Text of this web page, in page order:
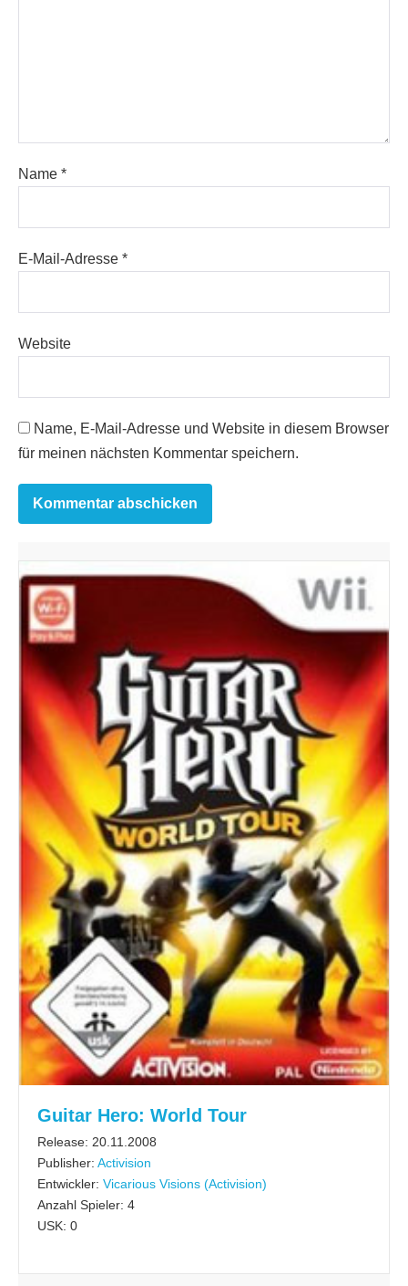
Name *
E-Mail-Adresse *
Website
Name, E-Mail-Adresse und Website in diesem Browser
für meinen nächsten Kommentar speichern.
Guitar Hero: World Tour
Release: 20.11.2008
Publisher: Activision
Entwickler: Vicarious Visions (Activision)
Anzahl Spieler: 4
USK: 0